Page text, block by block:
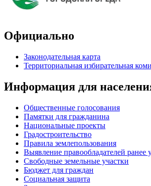
Официально
Законодательная карта
Территориальная избирательная
Информация для
Общественные голосования
Памятки для гражданина
Национальные проекты
Градостроительство
Правила землепользования
Выявление правообладателей ранее
Свободные земельные участки
Бюджет для граждан
Социальная защита